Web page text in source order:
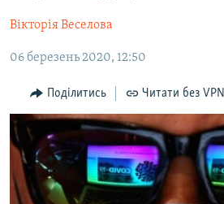
Перейти
до
ПОГЛЯД
ІНТЕРВ'Ю
ВСЕ ЗА ДЕНЬ
СПЕЦПРОЕКТИ
ДЕПОРТАЦІЯ
ВІДЕОУРОКИ «ELIFBE»
ЯК ОБІЙТИ БЛОКУВАННЯ
Русский
Вікторія Веселова
06 березень 2020, 12:50
Поділитись Читати без VPN